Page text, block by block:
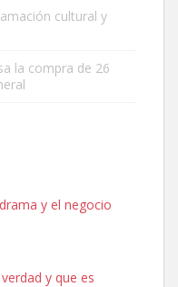
cultural y
la compra de 26
y el negocio
y que es